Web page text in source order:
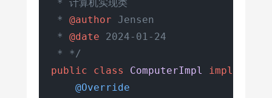
* 计算机实现类
* @author Jensen
* @date 2024-01-24
* */
public
class ComputerImpl
implements
@Override